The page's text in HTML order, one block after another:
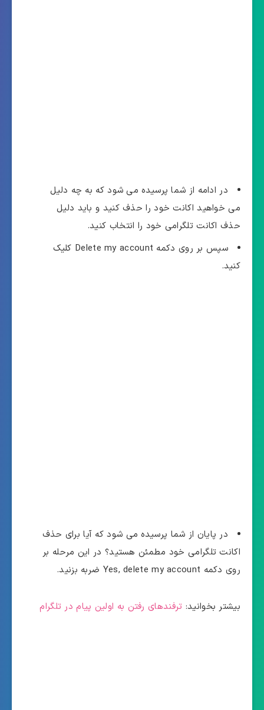
در ادامه از شما پرسیده می شود که به چه دلیل
می خواهید اکانت خود را حذف کنید و باید دلیل
حذف اکانت تلگرامی خود را انتخاب کنید.
سپس بر روی دکمه Delete my account کلیک
کنید.
در پایان از شما پرسیده می شود که آیا برای حذف
اکانت تلگرامی خود مطمئن هستید؟ در این مرحله بر
روی دکمه Yes, delete my account ضربه بزنید.
بیشتر بخوانید: ترفندهای رفتن به اولین پیام در تلگرام